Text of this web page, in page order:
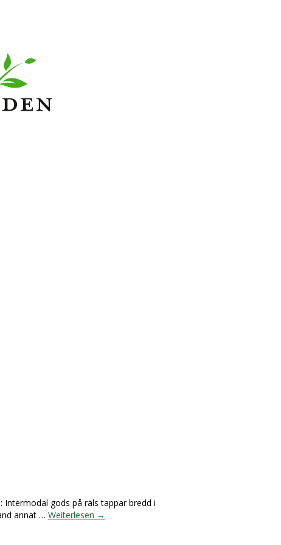
gods på räls tappar bredd i
annat … Weiterlesen →